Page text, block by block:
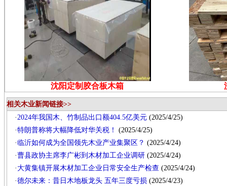
沈阳定制胶合板木箱
相关木业新闻链接>>
·2024年我国木、竹制品出口额404.5亿美元 (2025/4/25)
·特朗普称将大幅降低对华关税！
(2025/4/25)
·临沂如何成为全国领先木业产业集聚区？ (2025/4/24)
·曹县政协主席李广彬到木材加工企业调研 (2025/4/24)
· 大黄集镇开展木材加工企业日常安全生产检查 (2025/4/24)
·德尔未来：昔日木地板龙头 五年三度亏损 (2025/4/23)